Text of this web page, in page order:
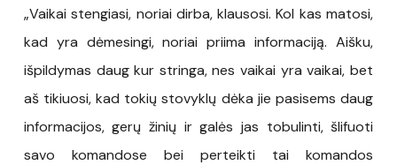
„Vaikai stengiasi, noriai dirba, klausosi. Kol kas matosi,
kad yra dėmesingi, noriai priima informaciją. Aišku,
išpildymas daug kur stringa, nes vaikai yra vaikai, bet
aš tikiuosi, kad tokių stovyklų dėka jie pasisems daug
informacijos, gerų žinių ir galės jas tobulinti, šlifuoti
savo komandose bei perteikti tai komandos